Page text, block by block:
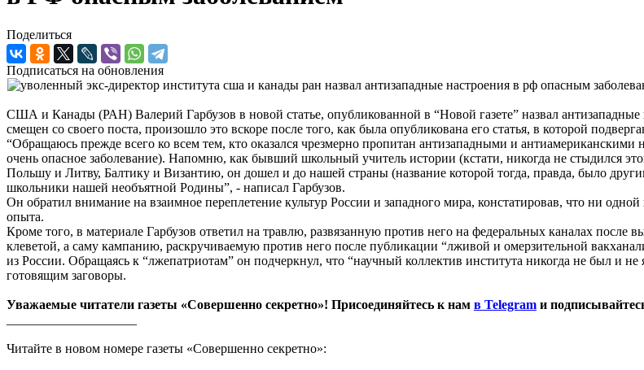
Поделиться
Подписаться на обновления
США и Канады (РАН) Валерий Гарбузов в новой статье, опубликованной в “Новой газете” назвал
смещен со своего поста, произошло это вскоре после того, как была опубликована его статья, в которой
“Обращаюсь прежде всего ко всем тем, кто оказался чрезмерно пропитан антизападными и
очень опасное заболевание). Напомню, как бывший школьный учитель истории (кстати, никогда не стыдился
Польшу и Литву, Балтику и Византию, он дошел и до нашей страны (название которой тогда, правда, было
школьники нашей необъятной Родины”, - написал Гарбузов.
Он обратил внимание на взаимное переплетение культур России и западного мира, констатировав, что ни одной
опыта.
Кроме того, в материале Гарбузов ответил на травлю, развязанную против него на федеральных каналах
клеветой, а саму кампанию, раскручиваемую против него после публикации “лживой и омерзительной
из России. Обращаясь к “лжепатриотам” он подчеркнул, что “научный коллектив института никогда не был и
готовящим заговоры.
Уважаемые читатели газеты «Совершенно секретно»! Присоединяйтесь к нам в Telegram и
Читайте в новом номере газеты «Совершенно секретно»: